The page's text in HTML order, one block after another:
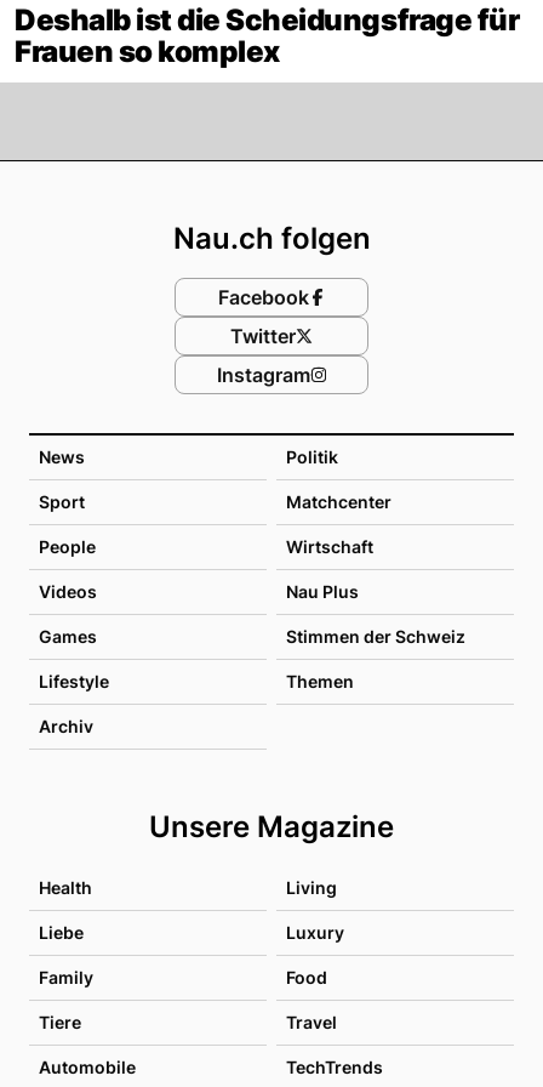
Deshalb ist die Scheidungsfrage für
Frauen so komplex
News Politik
Sport Matchcenter
People Wirtschaft
Videos Nau Plus
Games Stimmen der Schweiz
Lifestyle Themen
Archiv
Unsere Magazine
Health Living
Liebe Luxury
Family Food
Tiere Travel
Automobile TechTrends
Nau.ch folgen
Facebook
Twitter
Instagram